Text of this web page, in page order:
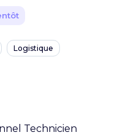
Logistique
Technicien